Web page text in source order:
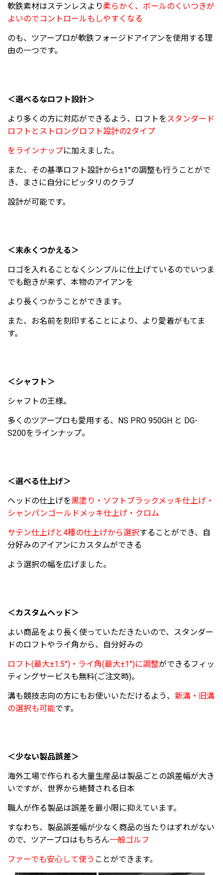
軟鉄素材はステンレスより柔らかく、ボールのくいつきが
よいのでコントロールもしやすくなる
のも、ツアープロが軟鉄フォージドアイアンを使用する理
由の一つです。
＜選べるなロフト設計＞
より多くの方に対応ができるよう、ロフトを スタンダード
ロフトとストロングロフト設計の2タイプ
をラインナップに加えました。
また、その基準ロフト設計から±1°の調整も行うことがで
き、まさに自分にピッタリのクラブ
設計が可能です。
＜末永くつかえる＞
ロゴを入れることなくシンプルに仕上げているのでいつま
でも飽きが来ず、本物のアイアンを
より長くつかうことができます。
また、お名前を刻印することにより、より愛着がもてま
す。
＜シャフト＞
シャフトの王様。
多くのツアープロも愛用する、NS PRO 950GH と DG-
S200をラインナップ。
＜選べる仕上げ＞
ヘッドの仕上げを黒塗り・ソフトブラックメッキ仕上げ・
シャンパンゴールドメッキ仕上げ・クロム
サテン仕上げと4種の仕上げから選択することができ、自
分好みのアイアンにカスタムができる
よう選択の幅を広げました。
＜カスタムヘッド＞
よい商品をより長く使っていただきたいので、スタンダー
ドのロフトやライ角から、自分好みの
ロフト(最大±1.5°)・ライ角(最大±1°)に調整ができるフィッ
ティングサービスも無料(ご注文時)。
溝も競技志向の方にもお使いいただけるよう、 新溝・旧溝
の選択も可能です。
＜少ない製品誤差＞
海外工場で作られる大量生産品は製品ごとの誤差幅が大き
いですが、世界から絶賛される日本
職人が作る製品は誤差を最小限に抑えています。
すなわち、製品誤差幅が少なく商品の当たりはずれがない
ので、ツアープロはもちろん一般ゴルフ
ファーでも安心して使う ことができます。